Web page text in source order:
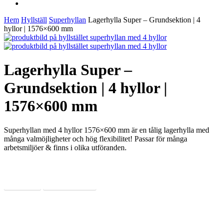
Hem Hyllställ Superhyllan Lagerhylla Super – Grundsektion | 4
hyllor | 1576×600 mm
Lagerhylla Super –
Grundsektion | 4 hyllor |
1576×600 mm
Superhyllan med 4 hyllor 1576×600 mm är en tålig lagerhylla med
många valmöjligheter och hög flexibilitet! Passar för många
arbetsmiljöer & finns i olika utföranden.